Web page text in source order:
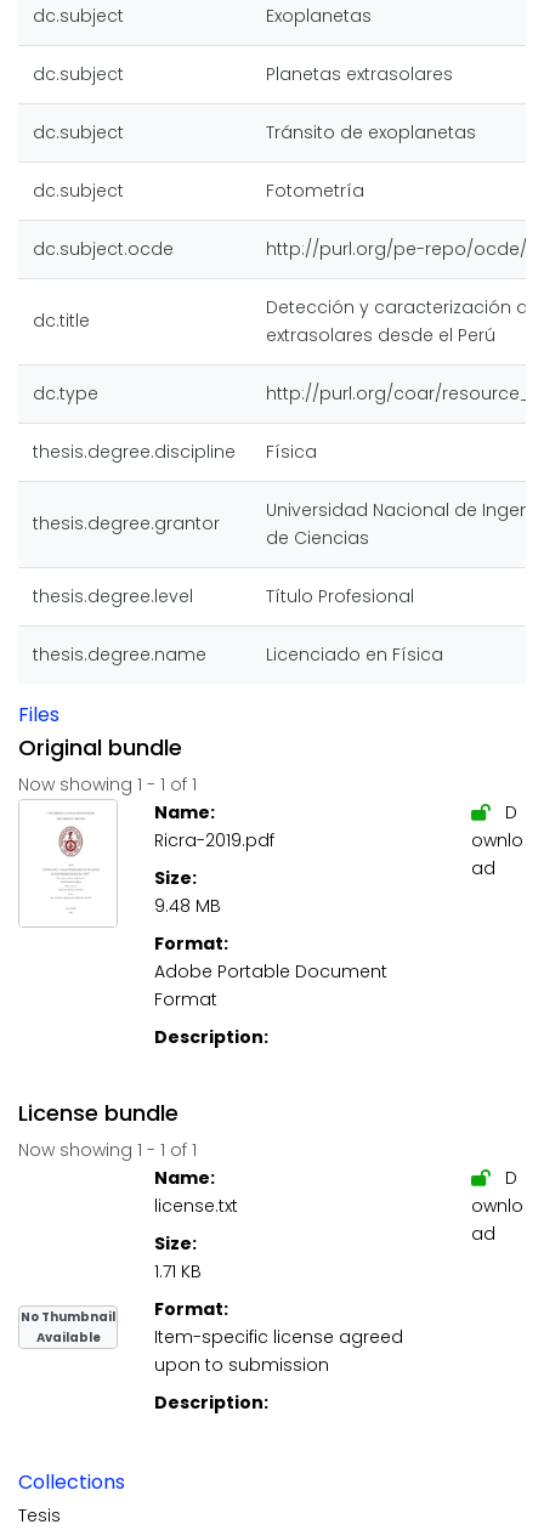
dc.subject Exoplanetas
dc.subject Planetas extrasolares
dc.subject Tránsito de exoplanetas
dc.subject Fotometría
dc.subject.ocde http://purl.org/pe-repo/ocde/
dc.title
Detección y caracterización
extrasolares desde el Perú
dc.type http://purl.org/coar/
thesis.degree.discipline Física
thesis.degree.grantor
Universidad Nacional de
de Ciencias
thesis.degree.level Título Profesional
thesis.degree.name Licenciado en Física
Files
Original bundle
Now showing 1 - 1 of 1
Name:
Ricra-2019.pdf
Size:
9.48 MB
Format:
Adobe Portable Document
Format
Description:
D
ownlo
ad
License bundle
Now showing 1 - 1 of 1
No Thumbnail
Available
Name:
license.txt
Size:
1.71 KB
Format:
Item-specific license agreed
upon to submission
Description:
D
ownlo
ad
Collections
Tesis